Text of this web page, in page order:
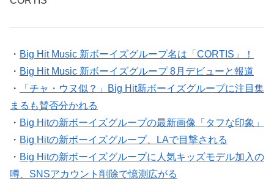
CORTIS
Big Hit Music 新ボーイズグループ名は「CORTIS」！
Big Hit Music 新ボーイズグループ 8月デビューと報道
「チャ・ウヌ似？」Big Hit新ボーイズグループに注目集
まるも賛否分かれる
Big Hitの新ボーイズグループの最新画像「タフな印象」
Big Hitの新ボーイズグループ、LAで目撃される
Big Hitの新ボーイズグループに人気キッズモデル加入の
噂、SNSアカウント削除で憶測広がる